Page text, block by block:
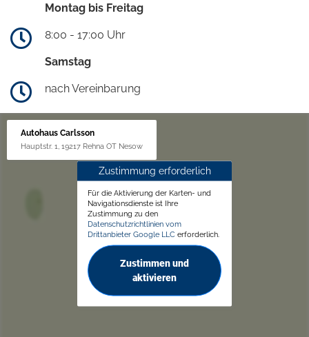
Montag bis Freitag
8:00 - 17:00 Uhr
Samstag
nach Vereinbarung
Autohaus Carlsson
Hauptstr. 1, 19217 Rehna OT Nesow
Zustimmung erforderlich
Für die Aktivierung der Karten- und
Navigationsdienste ist Ihre
Zustimmung zu den
Datenschutzrichtlinien vom
Drittanbieter Google LLC erforderlich.
Zustimmen und
aktivieren